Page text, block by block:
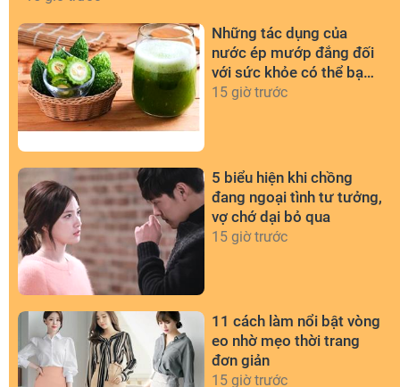
Những tác dụng của
nước ép mướp đắng đối
với sức khỏe có thể bạn
chưa biết
15 giờ trước
5 biểu hiện khi chồng
đang ngoại tình tư tưởng,
vợ chớ dại bỏ qua
15 giờ trước
11 cách làm nổi bật vòng
eo nhờ mẹo thời trang
đơn giản
15 giờ trước